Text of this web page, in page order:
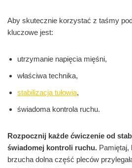
Aby skutecznie korzystać z taśmy
kluczowe jest:
utrzymanie napięcia mięśni,
właściwa technika,
stabilizacja tułowia,
świadoma kontrola ruchu.
Rozpocznij każde ćwiczenie od
świadomej kontroli ruchu. Pamiętaj,
brzucha dolna część pleców